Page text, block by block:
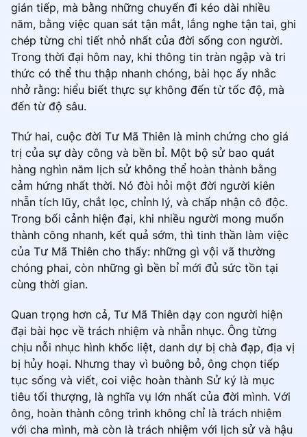
gián tiếp, mà bằng những chuyến đi kéo dài nhiều
năm, bằng việc quan sát tận mắt, lắng nghe tận tai, ghi
chép từng chi tiết nhỏ nhất của đời sống con người.
Trong thời đại hôm nay, khi thông tin tràn ngập và tri
thức có thể thu thập nhanh chóng, bài học ấy nhắc
nhở rằng: hiểu biết thực sự không đến từ tốc độ, mà
đến từ độ sâu.
Thứ hai, cuộc đời Tư Mã Thiên là minh chứng cho giá
trị của sự dày công và bền bỉ. Một bộ sử bao quát
hàng nghìn năm lịch sử không thể hoàn thành bằng
cảm hứng nhất thời. Nó đòi hỏi một đời người kiên
nhẫn tích lũy, chắt lọc, chỉnh lý, và chấp nhận cô độc.
Trong bối cảnh hiện đại, khi nhiều người mong muốn
thành công nhanh, kết quả sớm, thì tinh thần làm việc
của Tư Mã Thiên cho thấy: những gì vội vã thường
chóng phai, còn những gì bền bỉ mới đủ sức tồn tại
cùng thời gian.
Quan trọng hơn cả, Tư Mã Thiên dạy con người hiện
đại bài học về trách nhiệm và nhẫn nhục. Ông từng
chịu nỗi nhục hình khốc liệt, danh dự bị chà đạp, địa vị
bị hủy hoại. Nhưng thay vì buông bỏ, ông chọn tiếp
tục sống và viết, coi việc hoàn thành Sử ký là mục
tiêu tối thượng, là nghĩa vụ lớn nhất của đời mình. Với
ông, hoàn thành công trình không chỉ là trách nhiệm
với cha mình, mà còn là trách nhiệm với lịch sử và hậu